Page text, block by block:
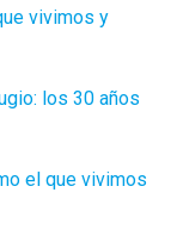
vivimos y
los 30 años
el que vivimos